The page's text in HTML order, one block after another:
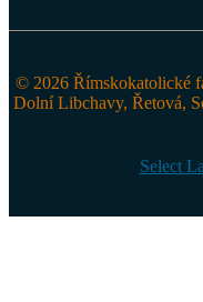
© 2026 Římskokatolické
Dolní Libchavy, Řetová,
Select